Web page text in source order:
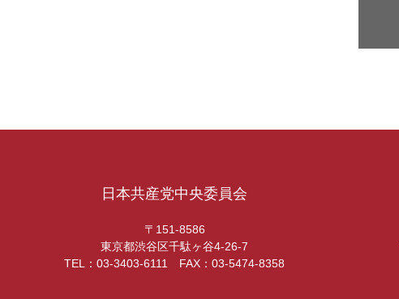
日本共産党中央委員会
〒151-8586
東京都渋谷区千駄ヶ谷4-26-7
TEL：03-3403-6111 FAX：03-5474-8358